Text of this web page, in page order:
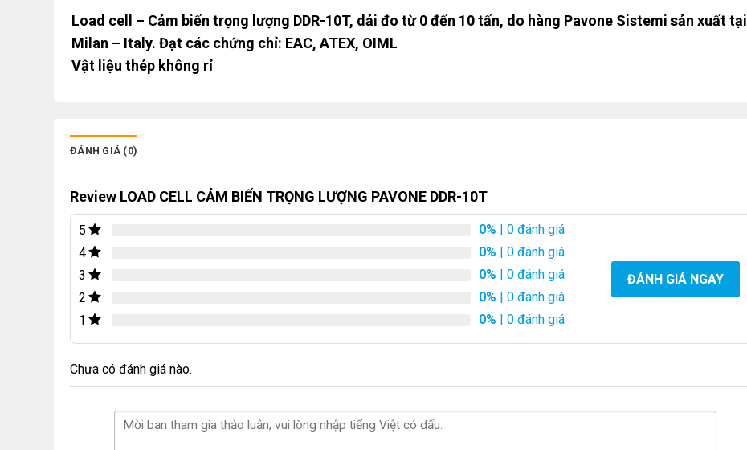
Load cell – Cảm biến trọng lượng DDR-10T, dải đo từ 0 đến 10 tấn, do hàng Pavone Sistemi sản xuất tại
Milan – Italy. Đạt các chứng chỉ: EAC, ATEX, OIML
Vật liệu thép không rỉ
ĐÁNH GIÁ (0)
Review LOAD CELL CẢM BIẾN TRỌNG LƯỢNG PAVONE DDR-10T
5 0% | 0 đánh giá
4
0% | 0 đánh giá
3
0% | 0 đánh giá
2
0% | 0 đánh giá
1
0% | 0 đánh giá
ĐÁNH GIÁ NGAY
Chưa có đánh giá nào.